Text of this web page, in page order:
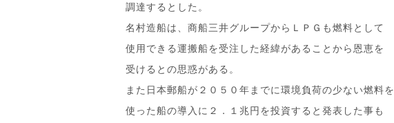
調達するとした。
名村造船は、商船三井グループからＬＰＧも燃料として
使用できる運搬船を受注した経緯があることから恩恵を
受けるとの思惑がある。
また日本郵船が２０５０年までに環境負荷の少ない燃料を
使った船の導入に２．１兆円を投資すると発表した事も